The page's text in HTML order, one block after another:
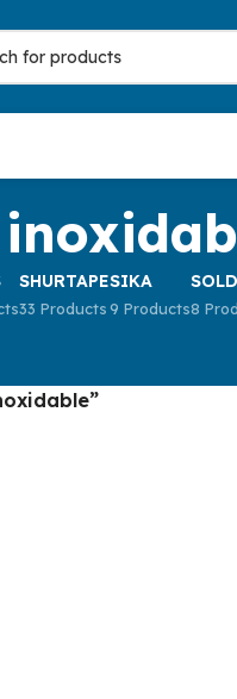
SHURTAPE
33 Products
SIKA
9 Products8